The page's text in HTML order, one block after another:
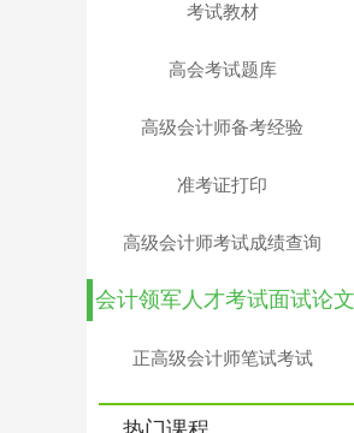
考试教材
高会考试题库
高级会计师备考经验
准考证打印
高级会计师考试成绩查询
会计领军人才考试面试论文
正高级会计师笔试考试